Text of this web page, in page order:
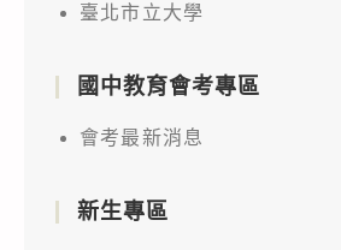
臺北市立大學
國中教育會考專區
會考最新消息
新生專區